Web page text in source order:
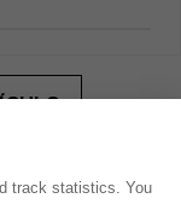
realizado